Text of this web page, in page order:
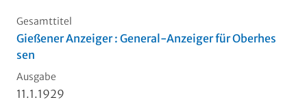
Gesamttitel
Gießener Anzeiger : General-Anzeiger für Oberhes
sen
Ausgabe
11.1.1929